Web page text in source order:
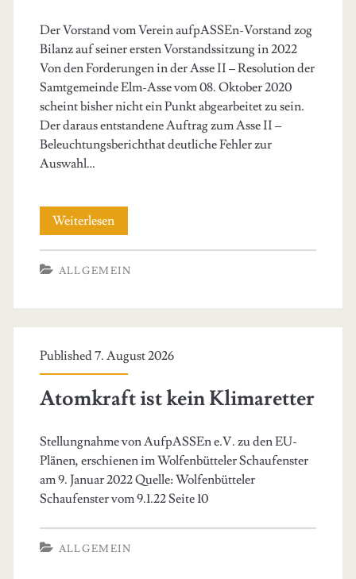
Der Vorstand vom Verein aufpASSEn-Vorstand zog
Bilanz auf seiner ersten Vorstandssitzung in 2022
Von den Forderungen in der Asse II – Resolution der
Samtgemeinde Elm-Asse vom 08. Oktober 2020
scheint bisher nicht ein Punkt abgearbeitet zu sein.
Der daraus entstandene Auftrag zum Asse II –
Beleuchtungsberichthat deutliche Fehler zur
Auswahl…
WeiterlesenAufpASSEn-
Vorstand
zog
ALLGEMEIN
Published 7. August 2026
Atomkraft ist kein Klimaretter
Stellungnahme von AufpASSEn e.V. zu den EU-
Plänen, erschienen im Wolfenbütteler Schaufenster
am 9. Januar 2022 Quelle: Wolfenbütteler
Schaufenster vom 9.1.22 Seite 10
ALLGEMEIN